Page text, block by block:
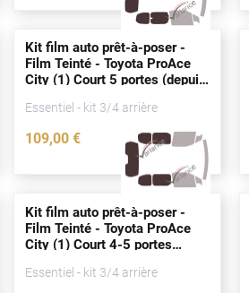
Kit film auto prêt-à-poser -
Film Teinté - Toyota ProAce
City (1) Court 5 portes(depuis
Essentiel - kit 3/4 arrière
109,00 €
Kit film auto prêt-à-poser -
Film Teinté - Toyota ProAce
City (1) Court 4-5 portes
Essentiel - kit 3/4 arrière